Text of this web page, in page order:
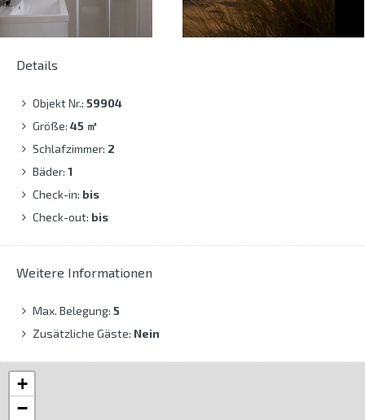
Details
Objekt Nr.: 59904
Größe: 45 ㎡
Schlafzimmer: 2
Bäder: 1
Check-in: bis
Check-out: bis
Weitere Informationen
Max. Belegung: 5
Zusätzliche Gäste: Nein
+
−